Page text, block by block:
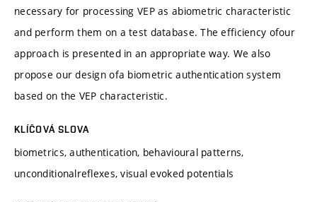
necessary for processing VEP as abiometric characteristic
and perform them on a test database. The efficiency ofour
approach is presented in an appropriate way. We also
propose our design ofa biometric authentication system
based on the VEP characteristic.
KLÍČOVÁ SLOVA
biometrics, authentication, behavioural patterns,
unconditionalreflexes, visual evoked potentials